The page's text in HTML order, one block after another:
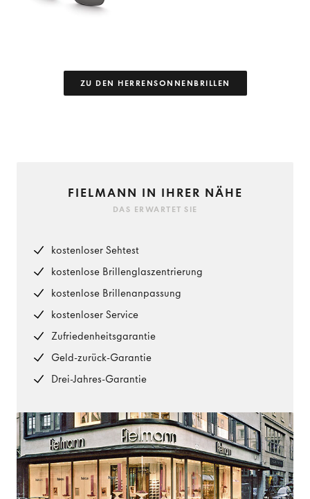
ZU DEN HERRENSONNENBRILLEN
FIELMANN IN IHRER NÄHE
DAS ERWARTET SIE
kostenloser Sehtest
kostenlose Brillenglaszentrierung
kostenlose Brillenanpassung
kostenloser Service
Zufriedenheitsgarantie
Geld-zurück-Garantie
Drei-Jahres-Garantie